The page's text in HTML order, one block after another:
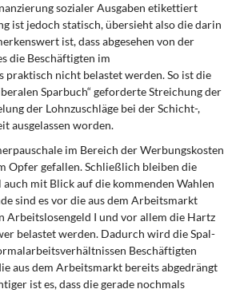
und Daseinsvorsorge
Moderne
Stiftung
so­zialer Ausgaben etikettiert
ist jedoch statisch, übersieht also die darin
ist, dass abgesehen von der
die Beschäftigten im
nicht belastet wer­den. So ist die
Sparbuch“ geforderte Streichung der
der Lohnzuschläge bei der Schicht-,
ausgelassen worden.
im Bereich der Wer­bungskosten
Opfer gefallen. Schließlich bleiben die
auch mit Blick auf die kommenden Wahlen
sind es vor die aus dem Arbeitsmarkt
Arbeitslosengeld I und vor allem die Hartz
belastet werden. Dadurch wird die Spal­
Beschäftigten
aus dem Arbeitsmarkt bereits abgedrängt
ist es, dass die gerade nochmals